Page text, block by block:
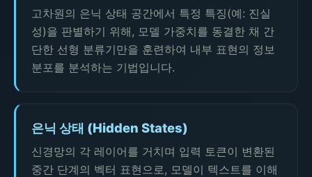
고차원의 은닉 상태 공간에서 특정 특징(예: 진실
성)을 판별하기 위해, 모델 가중치를 동결한 채 간
단한 선형 분류기만을 훈련하여 내부 표현의 정보
분포를 분석하는 기법입니다.
은닉 상태 (Hidden States)
신경망의 각 레이어를 거치며 입력 토큰이 변환된
중간 단계의 벡터 표현으로, 모델이 텍스트를 이해